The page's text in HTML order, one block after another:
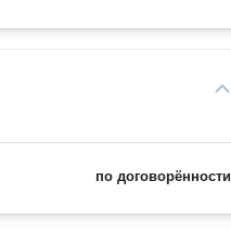
по договорённости